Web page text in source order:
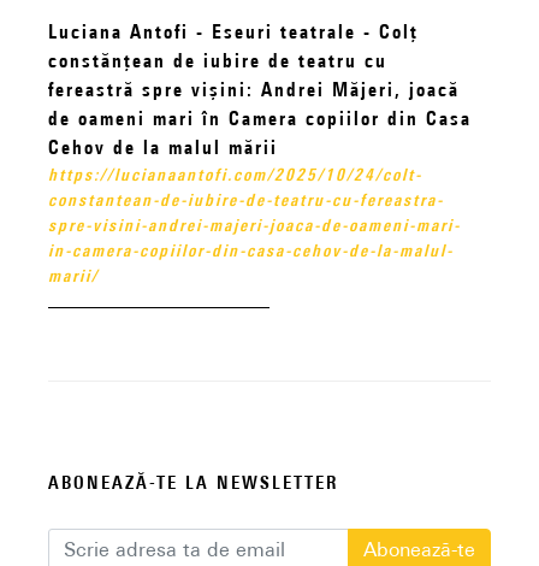
Luciana Antofi - Eseuri teatrale - Colț
constănțean de iubire de teatru cu
fereastră spre vișini: Andrei Măjeri, joacă
de oameni mari în Camera copiilor din Casa
Cehov de la malul mării
https://lucianaantofi.com/2025/10/24/colt-
constantean-de-iubire-de-teatru-cu-fereastra-
spre-visini-andrei-majeri-joaca-de-oameni-mari-
in-camera-copiilor-din-casa-cehov-de-la-malul-
marii/
ABONEAZĂ-TE LA NEWSLETTER
Abonează-te